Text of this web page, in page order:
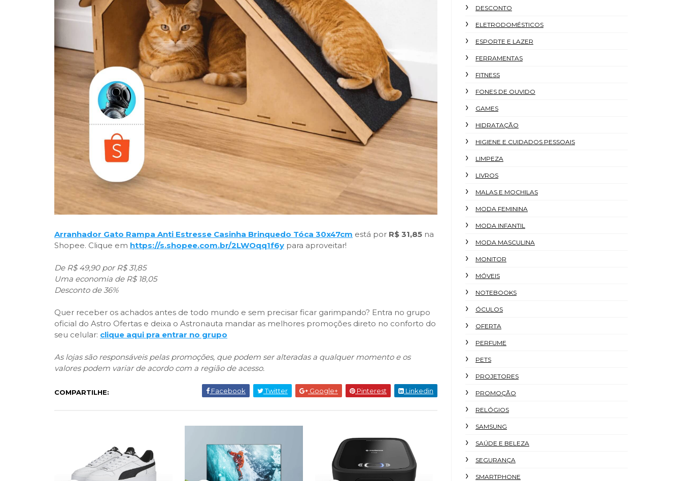
Arranhador Gato Rampa Anti Estresse Casinha Brinquedo Tóca 30x47cm está por R$ 31,85 na
Shopee. Clique em https://s.shopee.com.br/2LWOqq1f6y para aproveitar!
De R$ 49,90 por R$ 31,85
Uma economia de R$ 18,05
Desconto de 36%
Quer receber os achados antes de todo mundo e sem precisar ficar garimpando? Entra no grupo
oficial do Astro Ofertas e deixa o Astronauta mandar as melhores promoções direto no conforto do
seu celular: clique aqui pra entrar no grupo
As lojas são responsáveis pelas promoções, que podem ser alteradas a qualquer momento e os
valores podem variar de acordo com a região de acesso.
COMPARTILHE: Facebook Twitter Google+ Pinterest Linkedin
DESCONTO
ELETRODOMÉSTICOS
ESPORTE E LAZER
FERRAMENTAS
FITNESS
FONES DE OUVIDO
GAMES
HIDRATAÇÃO
HIGIENE E CUIDADOS PESSOAIS
LIMPEZA
LIVROS
MALAS E MOCHILAS
MODA FEMININA
MODA INFANTIL
MODA MASCULINA
MONITOR
MÓVEIS
NOTEBOOKS
ÓCULOS
OFERTA
PERFUME
PETS
PROJETORES
PROMOÇÃO
RELÓGIOS
SAMSUNG
SAÚDE E BELEZA
SEGURANÇA
SMARTPHONE